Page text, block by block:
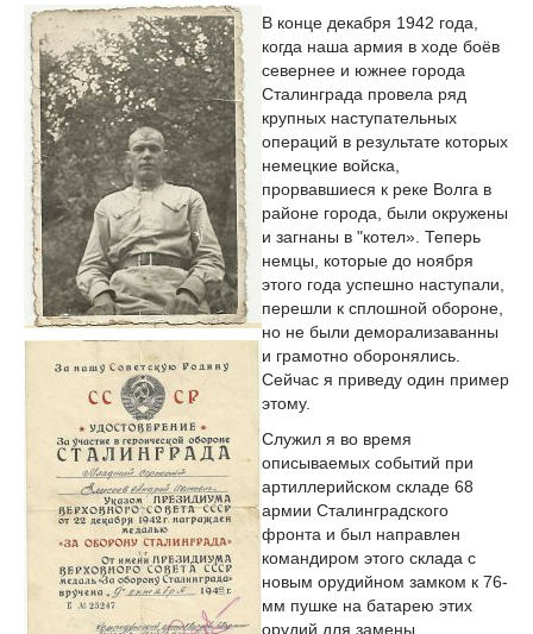
В конце декабря 1942 года,
когда наша армия в ходе боёв
севернее и южнее города
Сталинграда провела ряд
крупных наступательных
операций в результате которых
немецкие войска,
прорвавшиеся к реке Волга в
районе города, были окружены
и загнаны в "котел». Теперь
немцы, которые до ноября
этого года успешно наступали,
перешли к сплошной обороне,
но не были деморализаванны
и грамотно оборонялись.
Сейчас я приведу один пример
этому.
Служил я во время
описываемых событий при
артиллерийском складе 68
армии Сталинградского
фронта и был направлен
командиром этого склада с
новым орудийном замком к 76-
мм пушке на батарею этих
орудий для замены